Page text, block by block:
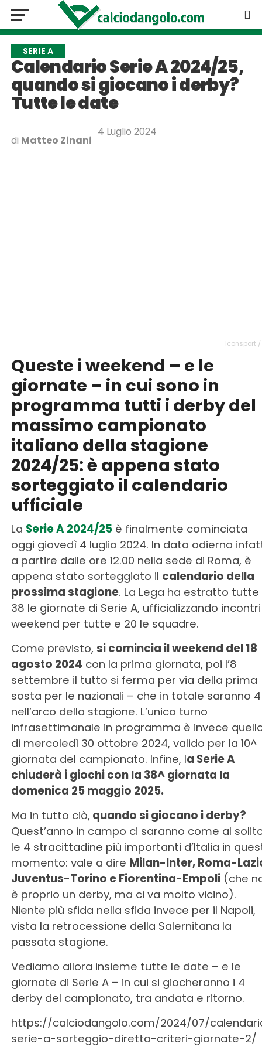
SERIE A
Calendario Serie A 2024/25,
quando si giocano i derby?
Tutte le date
di Matteo Zinani
4 Luglio 2024
Iconsport /
Queste i weekend – e le
giornate – in cui sono in
programma tutti i derby del
massimo campionato
italiano della stagione
2024/25: è appena stato
sorteggiato il calendario
ufficiale
La Serie A 2024/25è finalmente cominciata
oggi giovedì 4 luglio 2024. In data odierna
a partire dalle ore 12.00 nella sede di Roma, è
appena stato sorteggiato il calendario della
prossima stagione. La Lega ha estratto tutte
38 le giornate di Serie A, ufficializzando
weekend per tutte e 20 le squadre.
Come previsto, si comincia il weekend del 18
agosto 2024 con la prima giornata, poi l’8
settembre il tutto si ferma per via della prima
sosta per le nazionali – che in totale saranno 4
nell’arco della stagione. L’unico turno
infrasettimanale in programma è invece
di mercoledì 30 ottobre 2024, valido per la 10^
giornata del campionato. Infine, la Serie A
chiuderà i giochi con la 38^ giornata la
domenica 25 maggio 2025.
Ma in tutto ciò, quando si giocano i derby?
Quest’anno in campo ci saranno come al
le 4 stracittadine più importanti d’Italia in
momento: vale a dire Milan-Inter, Roma-
Juventus-Torino e Fiorentina-Empoli(che
è proprio un derby, ma ci va molto vicino).
Niente più sfida nella sfida invece per il Napoli,
vista la retrocessione della Salernitana la
passata stagione.
Vediamo allora insieme tutte le date – e le
giornate di Serie A – in cui si giocheranno i 4
derby del campionato, tra andata e ritorno.
https://calciodangolo.com/2024/07/
serie-a-sorteggio-diretta-criteri-giornate-2/